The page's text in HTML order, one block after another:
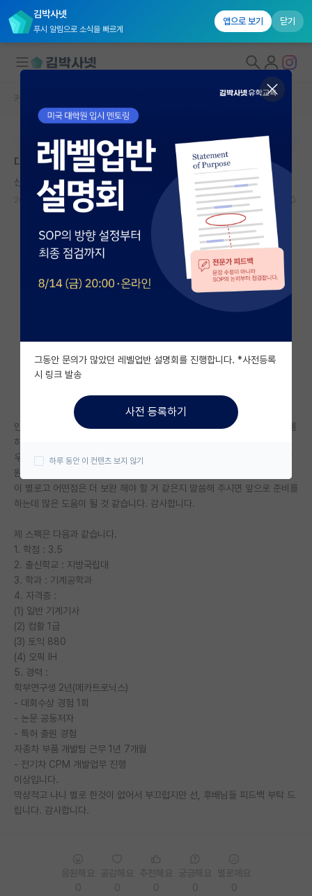
김박사넷
푸시 알림으로 소식을 빠르게
앱으로 보기 닫기
대학원생 모집
국내대학원 정보
연구실&오픈랩
커뮤니티
커뮤니티 홈
전체글보기
베스트 게시판
자유 게시판(아무개랩)
미국 유학 게시판
미국 대학원 합격 후기 게시판
대학원생 모집 게시판
연구실(PI) 홍보 게시판
석박사 채용 정보 게시판
임용 정보 게시판
학부 인턴 게시판
취업 게시판
임용 후기 게시판
PI 전용 게시판
인문사회 계열 게시판
특수/전문대학원 게시판
반도체/AI 게시판
장학금/장학생 게시판
학술 정보 게시판
홍보 게시판
커뮤니티 홈
본문이 수정되지 않는 박제글입니다.
대학원 가려면 어떤 스펙이 필요 한가요?
산만한 르네 데카르트
2023.12.15 25 7656
안녕하세요? 12월에 퇴사를 하고 다음 가을학기 쯤을 목표로 대학원 준비를
하고자 하는 사람 입니다.
우선 기업에 입사하기 위해 어느정도 정량적인 스펙이 필요 한것 처럼 대학
원도 이러한 정량화된 스펙이 있는지 궁금 합니다. 많이 부족하지만 어떤점
이 별로고 어떤점은 더 보완 해야 할 거 같은지 말씀해 주시면 앞으로 준비를
하는데 많은 도움이 될 것 같습니다. 감사합니다.
제 스펙은 다음과 같습니다.
1. 학점 : 3.5
2. 출신학교 : 지방국립대
3. 학과 : 기계공학과
4. 자격증 :
(1) 일반 기계기사
(2) 컴활 1급
(3) 토익 880
(4) 오픽 IH
5. 경력 :
학부연구생 2년(메카트로닉스)
- 대회수상 경험 1회
- 논문 공동저자
- 특허 출원 경험
자종차 부품 개발팀 근무 1년 7개월
- 전기차 CPM 개발업무 진행
이상입니다.
막상적고 나니 별로 한것이 없어서 부끄럽지만 선, 후배님들 피드백 부탁 드
립니다. 감사합니다.
그동안 문의가 많았던 레벨업반 설명회를 진행합니다. *사전등록
시 링크 발송
사전 등록하기
하루 동안 이 컨텐츠 보지 않기